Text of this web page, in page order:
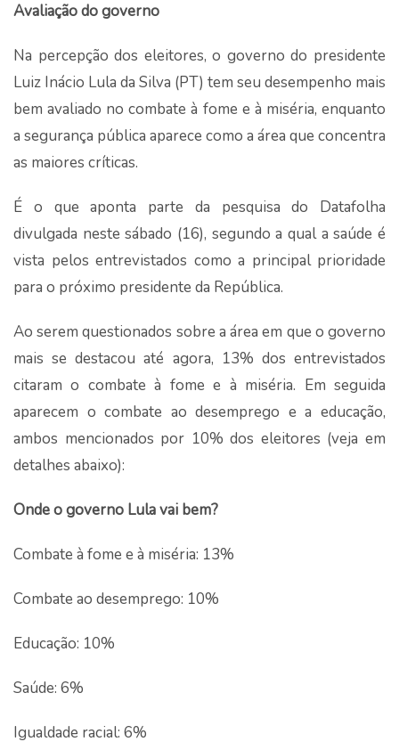
Avaliação do governo
Na percepção dos eleitores, o governo do presidente
Luiz Inácio Lula da Silva (PT) tem seu desempenho mais
bem avaliado no combate à fome e à miséria, enquanto
a segurança pública aparece como a área que concentra
as maiores críticas.
É o que aponta parte da pesquisa do Datafolha
divulgada neste sábado (16), segundo a qual a saúde é
vista pelos entrevistados como a principal prioridade
para o próximo presidente da República.
Ao serem questionados sobre a área em que o governo
mais se destacou até agora, 13% dos entrevistados
citaram o combate à fome e à miséria. Em seguida
aparecem o combate ao desemprego e a educação,
ambos mencionados por 10% dos eleitores (veja em
detalhes abaixo):
Onde o governo Lula vai bem?
Combate à fome e à miséria: 13%
Combate ao desemprego: 10%
Educação: 10%
Saúde: 6%
Igualdade racial: 6%